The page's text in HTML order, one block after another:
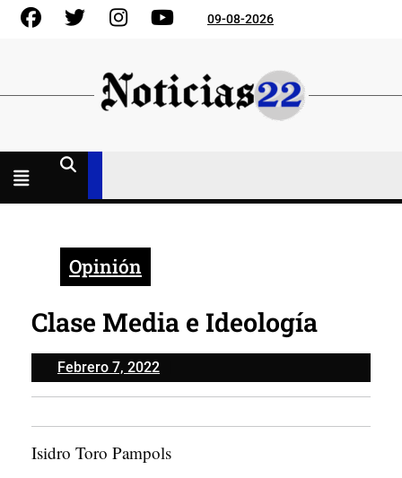
Skip
FacebookGorjeo InstagramYouTube09-08-2026
Opinión
Clase Media e Ideología
Febrero 7, 2022Febrero
7,
Isidro Toro Pampols